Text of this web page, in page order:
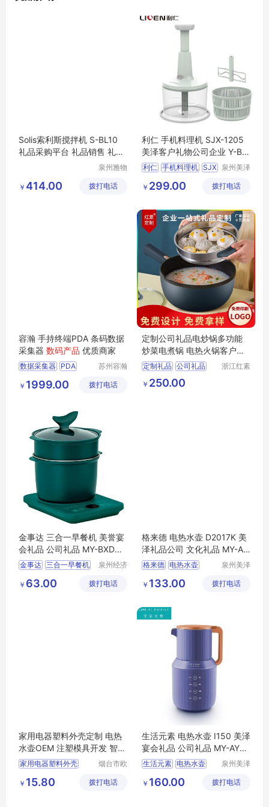
Solis索利斯搅拌机 S-BL10
礼品采购平台 礼品销售 礼品
泉州雅物
公司
￥ 414.00 拨打电话
利仁 手机料理机 SJX-1205
美泽客户礼物公司企业 Y-BH
LR-(T)-55
利仁 手机料理机 SJX
客户礼物公司企业
MY
泉州美泽
公司
￥ 299.00 拨打电话
容瀚 手持终端PDA 条码数据
采集器 数码产品 优质商家
数据采集器 PDA
防爆PDA
苏州容瀚
有限公司
￥ 1999.00 拨打电话
定制公司礼品电炒锅多功能
炒菜电煮锅 电热火锅客户礼
品企业送礼
定制礼品 公司礼品
电炒锅
客户礼品
企业送礼
浙江红素
￥ 250.00
金事达 三合一早餐机 美誉宴
会礼品 公司礼品 MY-BXDQ-
L5-15
金事达 三合一早餐机
BXDQ L5
泉州经济
区美誉商
￥ 63.00 拨打电话
格来德 电热水壶 D2017K 美
泽礼品公司 文化礼品 MY-AY
KJ-L5-15
格来德 电热水壶
MY
AYKJ L5
泉州美泽
公司
￥ 133.00 拨打电话
家用电器塑料外壳定制 电热
水壶OEM 注塑模具开发 智能
家电ODM
家用电器塑料外壳
注塑模具开发
烟台市欧
限公司
￥ 15.80 拨打电话
生活元素 电热水壶 I150 美泽
宴会礼品 公司礼品 MY-AYKJ
-L5-04
生活元素 电热水壶
AYKJ L5 04
泉州美泽
公司
￥ 160.00 拨打电话